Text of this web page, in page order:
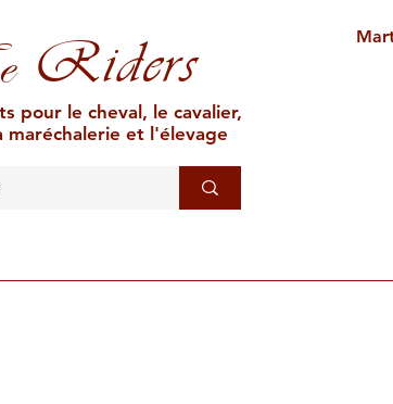
Riders
pour le cheval, le cavalier,
maréchalerie et l'élevage